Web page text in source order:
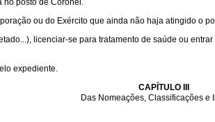
no posto de Coronel.
ou do Exército que ainda não haja atingido o
licenciar-se para tratamento de saúde ou
expediente.
CAPÍTULO III
Das Nomeações, Classificações e